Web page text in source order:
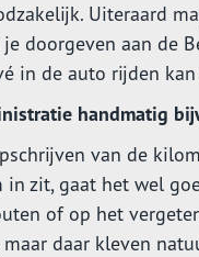
Uiteraard
doorgeven aan de
in de auto rijden
handmatig
van de
in zit, gaat het wel
of op het
maar daar kleven